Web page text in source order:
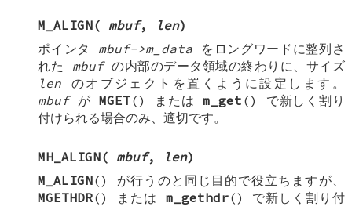
M_ALIGN( mbuf, len)
ポインタ mbuf->m_data をロングワードに整列さ
れた mbufの内部のデータ領域の終わりに、サイズ
len のオブジェクトを置くように設定します。
mbufがMGET() またはm_get () で新しく割り
付けられる場合のみ、適切です。
MH_ALIGN( mbuf, len)
M_ALIGN() が行うのと同じ目的で役立ちますが、
MGETHDR() または m_gethdr() で新しく割り付